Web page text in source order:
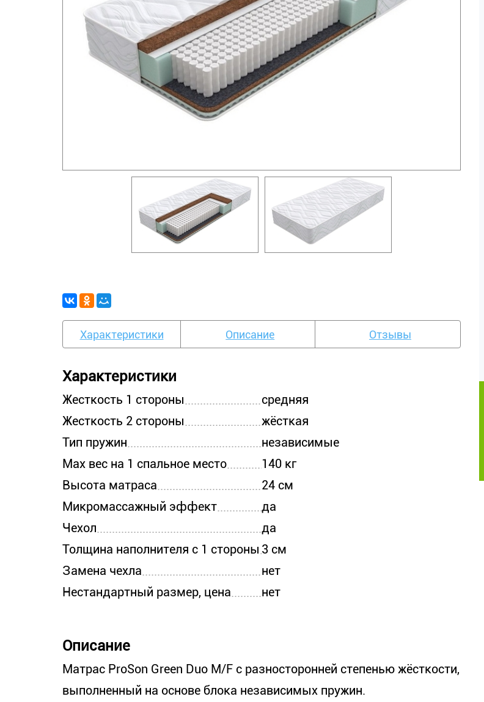
Характеристики Описание Отзывы
Характеристики
Жесткость 1 стороны
средняя
Жесткость 2 стороны
жёсткая
Тип пружин
независимые
Max вес на 1 спальное место
140 кг
Высота матраса
24 см
Микромассажный эффект
да
Чехол
да
Толщина наполнителя с 1 стороны 3 см
Замена чехла
нет
Нестандартный размер, цена
нет
Описание
Матрас ProSon Green Duo M/F с разносторонней степенью жёсткости,
выполненный на основе блока независимых пружин.